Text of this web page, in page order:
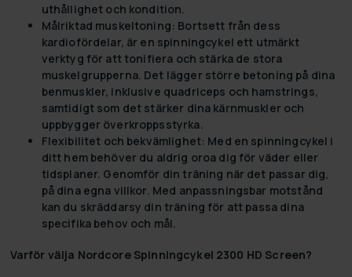
uthållighet och kondition.
Målriktad muskeltoning: Bortsett från dess
kardiofördelar, är en spinningcykel ett utmärkt
verktyg för att tonifiera och stärka de stora
muskelgrupperna. Det lägger större betoning på dina
benmuskler, inklusive quadriceps och hamstrings,
samtidigt som det stärker dina kärnmuskler och
uppbygger överkroppsstyrka.
Flexibilitet och bekvämlighet: Med en spinningcykel i
ditt hem behöver du aldrig oroa dig för väder eller
tidsplaner. Genomför din träning när det passar dig,
på dina egna villkor. Med anpassningsbar motstånd
kan du skräddarsy din träning för att passa dina
specifika behov och mål.
Varför välja Nordcore Spinningcykel 2300 HD Screen?